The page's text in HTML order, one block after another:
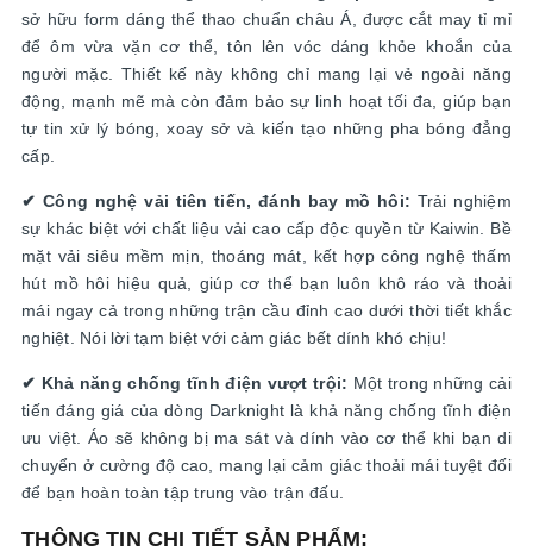
sở hữu form dáng thể thao chuẩn châu Á, được cắt may tỉ mỉ
để ôm vừa vặn cơ thể, tôn lên vóc dáng khỏe khoắn của
người mặc. Thiết kế này không chỉ mang lại vẻ ngoài năng
động, mạnh mẽ mà còn đảm bảo sự linh hoạt tối đa, giúp bạn
tự tin xử lý bóng, xoay sở và kiến tạo những pha bóng đẳng
cấp.
✔ Công nghệ vải tiên tiến, đánh bay mồ hôi: Trải nghiệm
sự khác biệt với chất liệu vải cao cấp độc quyền từ Kaiwin. Bề
mặt vải siêu mềm mịn, thoáng mát, kết hợp công nghệ thấm
hút mồ hôi hiệu quả, giúp cơ thể bạn luôn khô ráo và thoải
mái ngay cả trong những trận cầu đỉnh cao dưới thời tiết khắc
nghiệt. Nói lời tạm biệt với cảm giác bết dính khó chịu!
✔ Khả năng chống tĩnh điện vượt trội: Một trong những cải
tiến đáng giá của dòng Darknight là khả năng chống tĩnh điện
ưu việt. Áo sẽ không bị ma sát và dính vào cơ thể khi bạn di
chuyển ở cường độ cao, mang lại cảm giác thoải mái tuyệt đối
để bạn hoàn toàn tập trung vào trận đấu.
THÔNG TIN CHI TIẾT SẢN PHẨM: